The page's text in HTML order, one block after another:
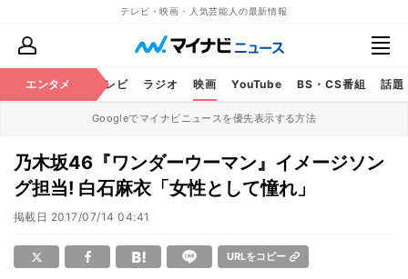
テレビ・映画・人気芸能人の最新情報
エンタメ
芸能 テレビ ラジオ 映画 YouTube BS・CS番組 話題
Googleでマイナビニュースを優先表示する方法
乃木坂46『ワンダーウーマン』イメージソン
グ担当! 白石麻衣「女性として憧れ」
掲載日 2017/07/14 04:41
URLをコピー